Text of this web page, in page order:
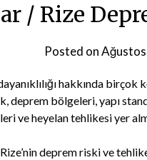
/ Rize
Posted on
hakkında
deprem bölgeleri, yapı
ve heyelan tehlikesi yer
deprem riski ve